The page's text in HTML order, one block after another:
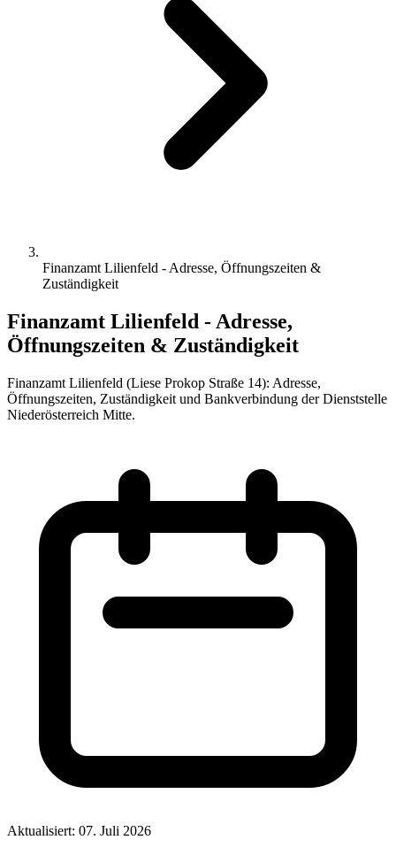
Finanzamt Lilienfeld - Adresse, Öffnungszeiten &
Zuständigkeit
Finanzamt Lilienfeld - Adresse,
Öffnungszeiten & Zuständigkeit
Finanzamt Lilienfeld (Liese Prokop Straße 14): Adresse,
Öffnungszeiten, Zuständigkeit und Bankverbindung der Dienststelle
Niederösterreich Mitte.
Aktualisiert: 07. Juli 2026